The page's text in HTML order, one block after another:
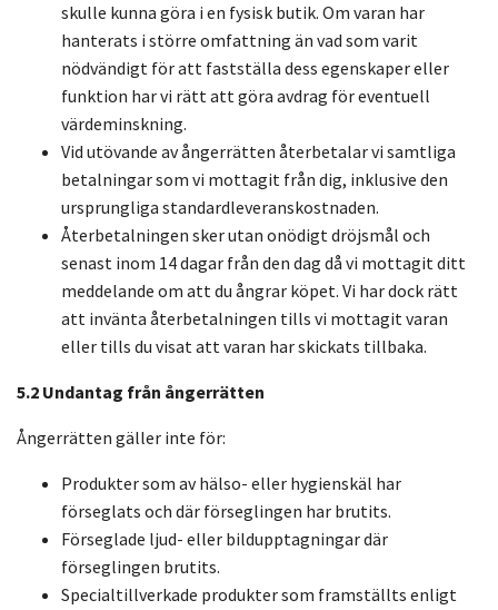
skulle kunna göra i en fysisk butik. Om varan har
hanterats i större omfattning än vad som varit
nödvändigt för att fastställa dess egenskaper eller
funktion har vi rätt att göra avdrag för eventuell
värdeminskning.
Vid utövande av ångerrätten återbetalar vi samtliga
betalningar som vi mottagit från dig, inklusive den
ursprungliga standardleveranskostnaden.
Återbetalningen sker utan onödigt dröjsmål och
senast inom 14 dagar från den dag då vi mottagit ditt
meddelande om att du ångrar köpet. Vi har dock rätt
att invänta återbetalningen tills vi mottagit varan
eller tills du visat att varan har skickats tillbaka.
5.2 Undantag från ångerrätten
Ångerrätten gäller inte för:
Produkter som av hälso- eller hygienskäl har
förseglats och där förseglingen har brutits.
Förseglade ljud- eller bildupptagningar där
förseglingen brutits.
Specialtillverkade produkter som framställts enligt